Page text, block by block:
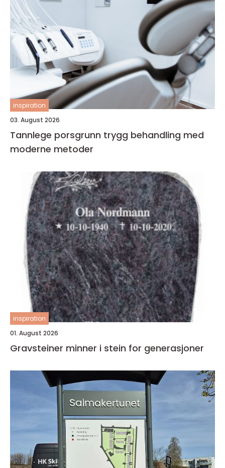
inspiration
03. August 2026
Tannlege porsgrunn trygg behandling med
moderne metoder
inspiration
01. August 2026
Gravsteiner minner i stein for generasjoner